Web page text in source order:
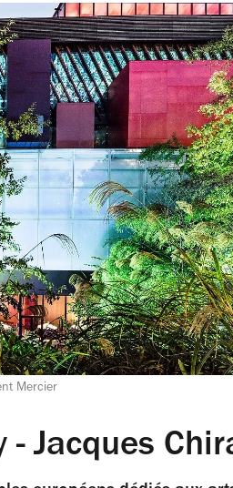
Mercier
- Jacques